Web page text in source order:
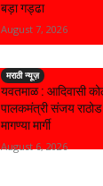
बड़ा गड्ढा
August 7, 2026
मराठी न्यूज़
यवतमाळ : आदिवासी
पालकमंत्री संजय राठोड
मागण्या मार्गी
August 6, 2026